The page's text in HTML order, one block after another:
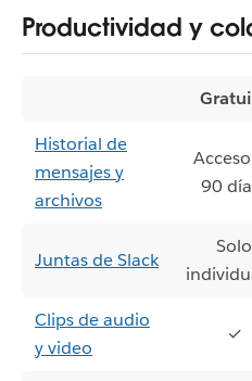
Productividad y
Historial de
mensajes y
archivos
90
Juntas de Slack
Solo
Clips de audio
y video
✓